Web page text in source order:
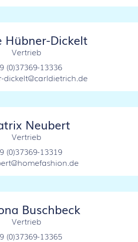
Hübner-Dickelt
Vertrieb
(0)37369-13336
dickelt@carldietrich.de
Neubert
Vertrieb
(0)37369-13319
Buschbeck
Vertrieb
(0)37369-13365